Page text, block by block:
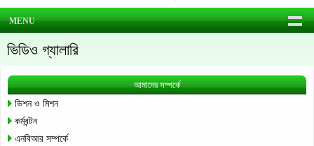
MENU
ভিডিও গ্যালারি
আমাদের সম্পর্কে
ভিশন ও মিশন
কর্মবন্টন
এনবিআর সম্পর্কে